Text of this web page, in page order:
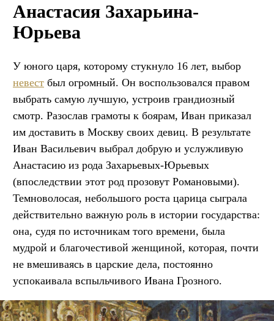
Анастасия Захарьина-
Юрьева
У юного царя, которому стукнуло 16 лет, выбор
невест был огромный. Он воспользовался правом
выбрать самую лучшую, устроив грандиозный
смотр. Разослав грамоты к боярам, Иван приказал
им доставить в Москву своих девиц. В результате
Иван Васильевич выбрал добрую и услужливую
Анастасию из рода Захарьевых-Юрьевых
(впоследствии этот род прозовут Романовыми).
Темноволосая, небольшого роста царица сыграла
действительно важную роль в истории государства:
она, судя по источникам того времени, была
мудрой и благочестивой женщиной, которая, почти
не вмешиваясь в царские дела, постоянно
успокаивала вспыльчивого Ивана Грозного.